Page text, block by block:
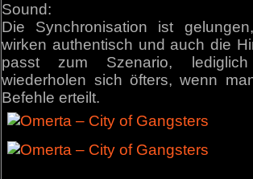
Sound:
Die Synchronisation ist
wirken authentisch und auch die
passt zum Szenario,
wiederholen sich öfters, wenn
Befehle erteilt.